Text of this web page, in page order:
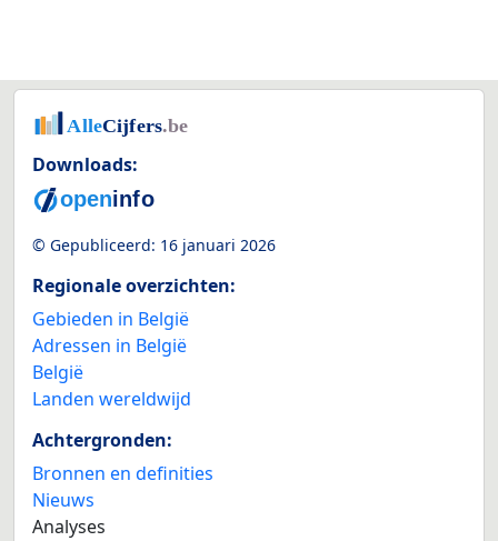
Downloads:
© Gepubliceerd: 16 januari 2026
Regionale overzichten:
Gebieden in België
Adressen in België
België
Landen wereldwijd
Achtergronden:
Bronnen en definities
Nieuws
Analyses